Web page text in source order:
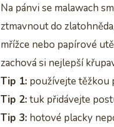
Na pánvi se malawach
ztmavnout do
mřížce nebo papírové
zachová si nejlepší
Tip 1: používejte těžkou
Tip 2:tuk přidávejte
Tip 3: hotové placky